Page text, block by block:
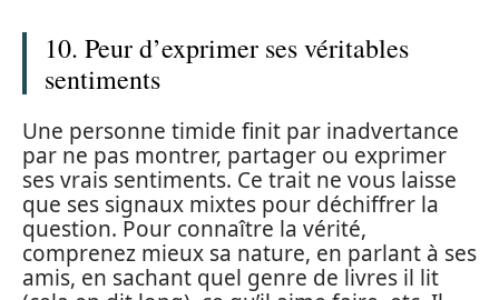
10. Peur d’exprimer ses véritables
sentiments
Une personne timide finit par inadvertance
par ne pas montrer, partager ou exprimer
ses vrais sentiments. Ce trait ne vous laisse
que ses signaux mixtes pour déchiffrer la
question. Pour connaître la vérité,
comprenez mieux sa nature, en parlant à ses
amis, en sachant quel genre de livres il lit